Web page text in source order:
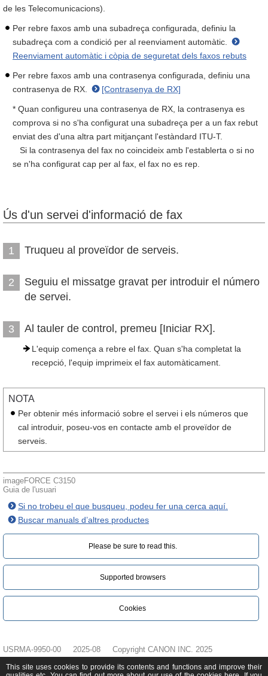
de les Telecomunicacions).
Per rebre faxos amb una subadreça configurada, definiu la
subadreça com a condició per al reenviament automàtic.
Reenviament automàtic i còpia de seguretat dels faxos rebuts
Per rebre faxos amb una contrasenya configurada, definiu una
contrasenya de RX.
[Contrasenya de RX]
* Quan configureu una contrasenya de RX, la contrasenya es
comprova si no s'ha configurat una subadreça per a un fax rebut
enviat des d'una altra part mitjançant l'estàndard ITU-T.
Si la contrasenya del fax no coincideix amb l'establerta o si no
se n'ha configurat cap per al fax, el fax no es rep.
Ús d'un servei d'informació de fax
1 Truqueu al proveïdor de serveis.
2
Seguiu el missatge gravat per introduir el número
de servei.
3 Al tauler de control, premeu [Iniciar RX].
L'equip comença a rebre el fax. Quan s'ha completat la
recepció, l'equip imprimeix el fax automàticament.
NOTA
Per obtenir més informació sobre el servei i els números que
cal introduir, poseu-vos en contacte amb el proveïdor de
serveis.
imageFORCE C3150
Guia de l'usuari
Si no trobeu el que busqueu, podeu fer una cerca aquí.
Buscar manuals d’altres productes
Please be sure to read this.‎
Supported browsers
Cookies
USRMA-9950-00 2025-08 Copyright CANON INC. 2025
This site uses cookies to provide its contents and functions and improve their